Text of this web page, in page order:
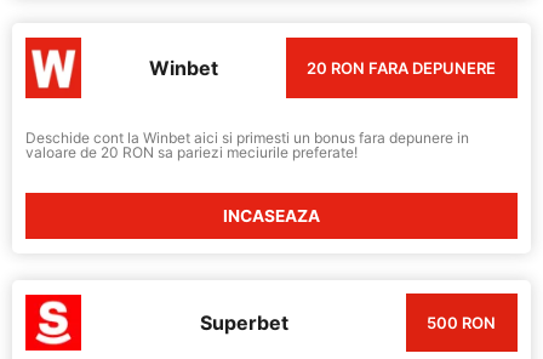
Winbet 20 RON FARA DEPUNERE
Deschide cont la Winbet aici si primesti un bonus fara depunere in
valoare de 20 RON sa pariezi meciurile preferate!
INCASEAZA
Superbet 500 RON